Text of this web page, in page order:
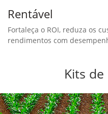
Rentável
Fortaleça o ROI, reduza os
rendimentos com
Kits